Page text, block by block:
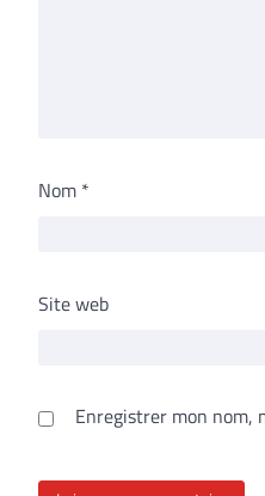
Nom *
Site web
Enregistrer mon nom,